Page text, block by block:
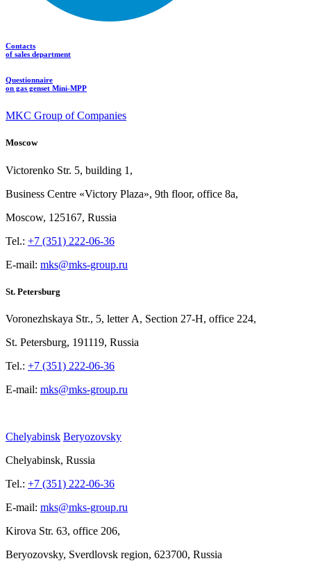
Contacts
of sales department
Questionnaire
on gas genset Mini-MPP
MKC Group of Companies
Moscow
Victorenko Str. 5, building 1,
Business Centre «Victory Plaza», 9th floor, office 8a,
Moscow, 125167, Russia
Tel.: +7 (351) 222-06-36
E-mail: mks@mks-group.ru
St. Petersburg
Voronezhskaya Str., 5, letter A, Section 27-Н, office 224,
St. Petersburg, 191119, Russia
Tel.: +7 (351) 222-06-36
E-mail: mks@mks-group.ru
Chelyabinsk Beryozovsky
Chelyabinsk, Russia
Tel.: +7 (351) 222-06-36
E-mail: mks@mks-group.ru
Kirova Str. 63, office 206,
Beryozovsky, Sverdlovsk region, 623700, Russia